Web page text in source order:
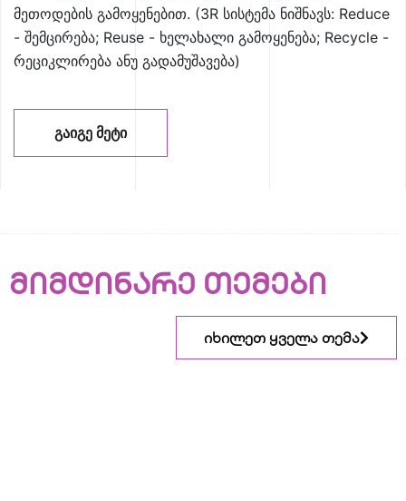
მეთოდების გამოყენებით. (3R სისტემა ნიშნავს: Reduce
- შემცირება; Reuse - ხელახალი გამოყენება; Recycle -
რეციკლირება ანუ გადამუშავება)
ᲒᲐᲘᲒᲔ ᲛᲔᲢᲘ
მიმდინარე თემები
იხილეთ ყველა თემა